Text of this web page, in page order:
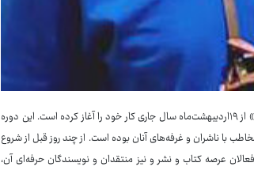
: سی‌وپنجمین دوره نمایشگاه بین‌المللی کتاب تهران با شعار «بخوانیم و بسازیم» از ۱۹اردیبهشت‌ماه سال جاری کار خود را آغاز کرده است. این دوره
با ناشران و غرفه‌های آنان بوده است. از چند روز قبل از شروع
عرصه کتاب و نشر و نیز منتقدان و نویسندگان حرفه‌ای آن،